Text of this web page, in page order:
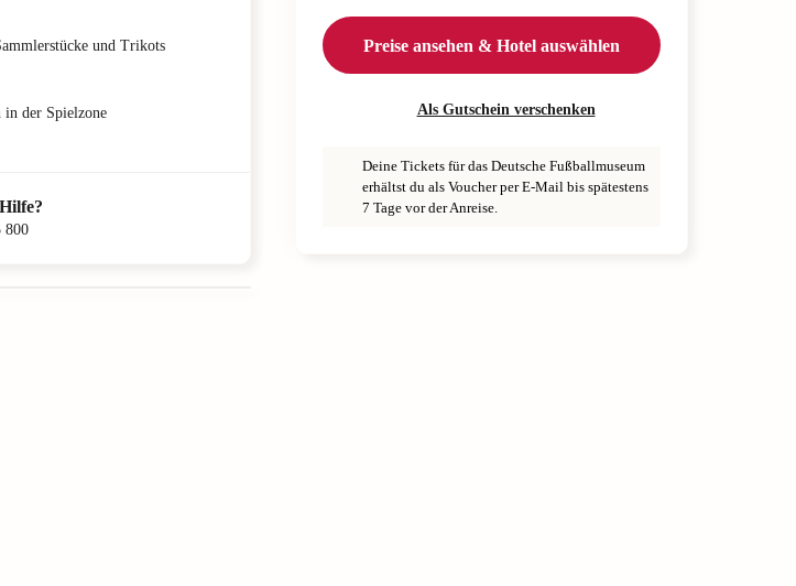
Preise ansehen & Hotel auswählen
Als Gutschein verschenken
Deine Tickets für das Deutsche Fußballmuseum
erhältst du als Voucher per E-Mail bis spätestens
7 Tage vor der Anreise.
und Trikots
in der Spielzone
800